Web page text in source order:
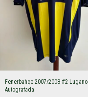
Fenerbahçe 2007/2008 #2 Lugano
Autografada